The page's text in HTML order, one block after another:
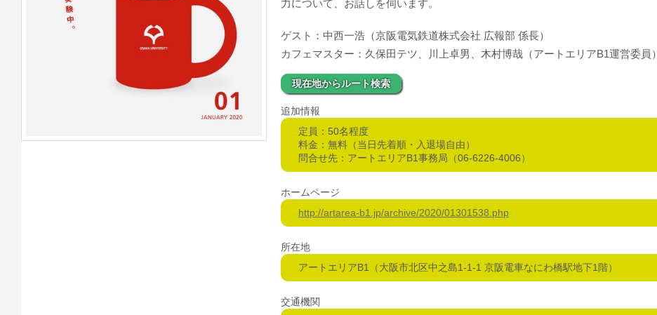
力について、お話しを伺います。
ゲスト：中西一浩（京阪電気鉄道株式会社 広報部 係長）
カフェマスター：久保田テツ、川上卓男、木村博哉（アートエリアB1運営委員）
現在地からルート検索
追加情報
定員：50名程度
料金：無料（当日先着順・入退場自由）
問合せ先：アートエリアB1事務局（06-6226-4006）
ホームページ
http://artarea-b1.jp/archive/2020/01301538.php
所在地
アートエリアB1（大阪市北区中之島1-1-1 京阪電車なにわ橋駅地下1階）
交通機関